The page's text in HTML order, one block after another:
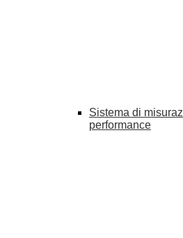
Sistema di
performance